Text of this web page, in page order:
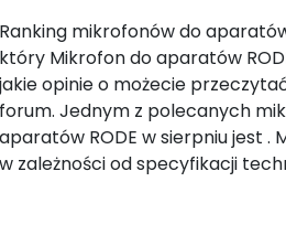
Ranking mikrofonów do
który Mikrofon do aparatów
jakie opinie o możecie
forum. Jednym z polecanych
aparatów RODE w sierpniu jest .
w zależności od specyfikacji